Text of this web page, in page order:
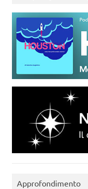
Approfondimento